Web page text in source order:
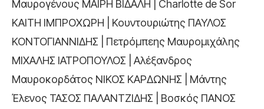
Μαυρογένους ΜΑΙΡΗ ΒΙΔΑΛΗ | Charlotte de Sor
ΚΑΙΤΗ ΙΜΠΡΟΧΩΡΗ | Κουντουριώτης ΠΑΥΛΟΣ
ΚΟΝΤΟΓΙΑΝΝΙΔΗΣ | Πετρόμπεης Μαυρομιχάλης
ΜΙΧΑΛΗΣ ΙΑΤΡΟΠΟΥΛΟΣ | Αλέξανδρος
Μαυροκορδάτος ΝΙΚΟΣ ΚΑΡΔΩΝΗΣ | Μάντης
Έλενος ΤΑΣΟΣ ΠΑΛΑΝΤΖΙΔΗΣ | Βοσκός ΠΑΝΟΣ